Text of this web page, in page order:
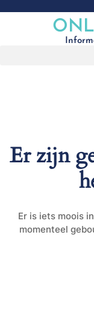
Er zijn
Er is iets moois
momenteel